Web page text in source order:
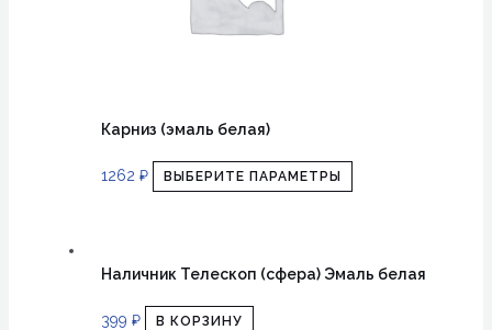
Карниз (эмаль белая)
1262 ₽ ВЫБЕРИТЕ ПАРАМЕТРЫ
Наличник Телескоп (сфера) Эмаль белая
399 ₽ В КОРЗИНУ